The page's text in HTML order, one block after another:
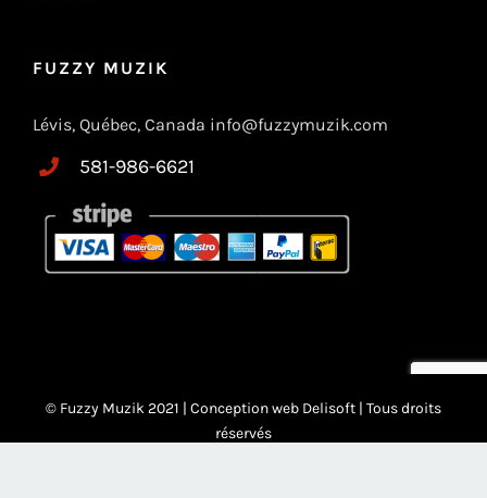
FUZZY MUZIK
Lévis, Québec, Canada info@fuzzymuzik.com
581-986-6621
© Fuzzy Muzik 2021 | Conception web Delisoft | Tous droits
réservés